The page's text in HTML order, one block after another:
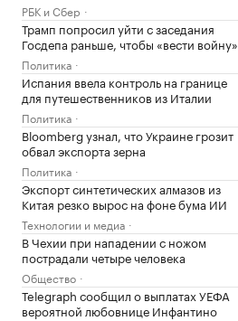
РБК и Сбер
Трамп попросил уйти с заседания
Госдепа раньше, чтобы «вести войну»
Политика
Испания ввела контроль на границе
для путешественников из Италии
Политика
Bloomberg узнал, что Украине грозит
обвал экспорта зерна
Политика
Экспорт синтетических алмазов из
Китая резко вырос на фоне бума ИИ
Технологии и медиа
В Чехии при нападении с ножом
пострадали четыре человека
Общество
Telegraph сообщил о выплатах УЕФА
вероятной любовнице Инфантино